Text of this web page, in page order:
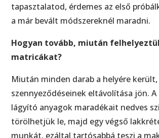
tapasztalatod, érdemes az első
a már bevált módszereknél maradni.
Hogyan tovább, miután
matricákat?
Miután minden darab a helyére
szennyeződéseinek eltávolítása jön.
lágyító anyagok maradékait nedves
törölhetjük le, majd egy végső
munkát, ezáltal tartósabbá teszi a